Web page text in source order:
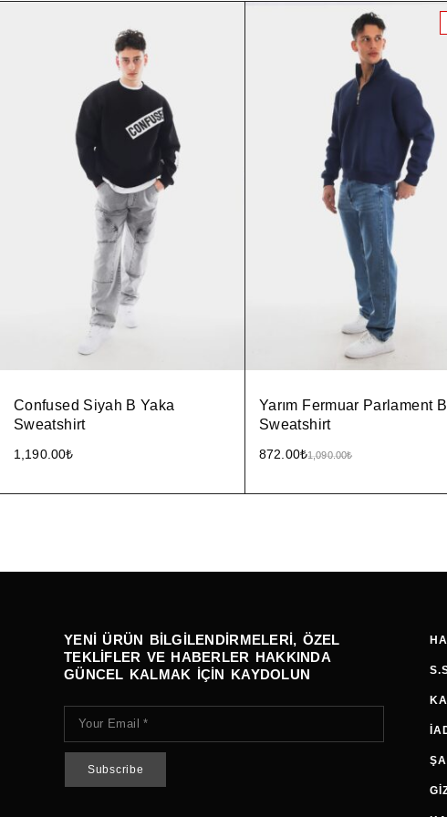
Confused Siyah B Yaka
Sweatshirt
1,190.00₺
Yarım Fermuar Parlament
Sweatshirt
1,090.00₺
872.00₺
YENI ÜRÜN BILGILENDIRMELERI, ÖZEL
TEKLIFLER VE HABERLER HAKKINDA
GÜNCEL KALMAK IÇIN KAYDOLUN